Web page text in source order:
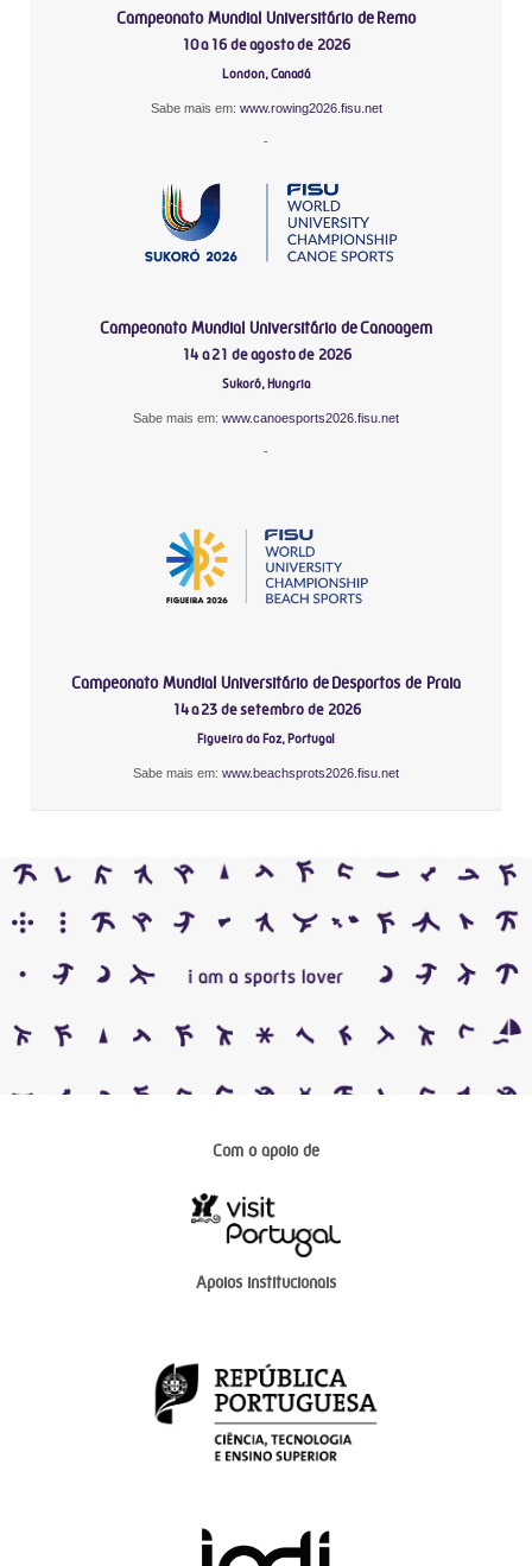
Campeonato Mundial Universitário de Remo
10 a 16 de agosto de 2026
London, Canadá
Sabe mais em: www.rowing2026.fisu.net
-
Campeonato Mundial Universitário de Canoagem
14 a 21 de agosto de 2026
Sukoró, Hungria
Sabe mais em: www.canoesports2026.fisu.net
-
Campeonato Mundial Universitário de Desportos de Praia
14 a 23 de setembro de 2026
Figueira da Foz, Portugal
Sabe mais em: www.beachsprots2026.fisu.net
Com o apoio de
Apoios institucionais